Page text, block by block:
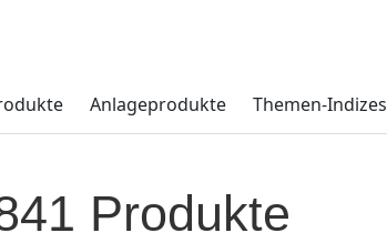
Anlageprodukte Themen-Indizes
Produkte